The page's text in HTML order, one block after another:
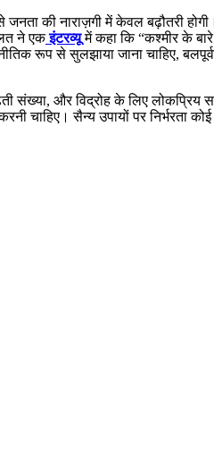
की नाराज़गी में केवल बढ़ौतरी
ने एक इंटरव्यू में कहा कि “कश्मीर के
रूप से सुलझाया जाना चाहिए,
संख्या, और विद्रोह के लिए
चाहिए। सैन्य उपायों पर निर्भरता